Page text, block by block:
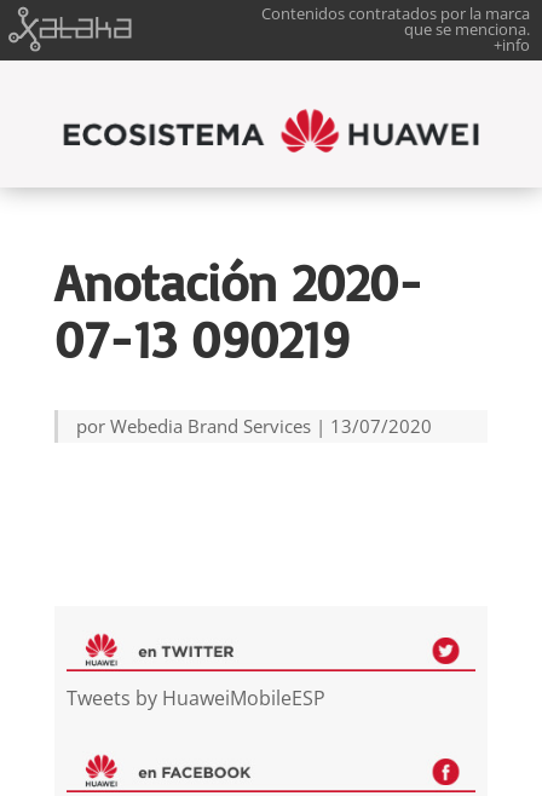
Contenidos contratados por la marca
que se menciona.
+info
Anotación 2020-
07-13 090219
por Webedia Brand Services| 13/07/2020
Tweets by HuaweiMobileESP